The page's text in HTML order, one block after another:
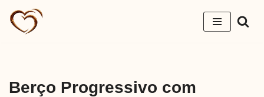
Pular
Berço Progressivo com